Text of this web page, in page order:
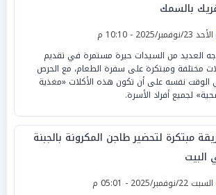
بالسمك
الأحد 23/نوفمبر/2025 - 10:10 م
العديد من السيدات حيرة مستمرة في تقديم
مختلفة ومبتكرة على سفرة الطعام، مع الحرص
نفسه على أن تكون هذه الأكلات «مغذية
لجميع أفراد الأسرة.
مبتكرة لتحضير طاجن المكرونة بالجبنة
البيت
السبت 22/نوفمبر/2025 - 05:01 م